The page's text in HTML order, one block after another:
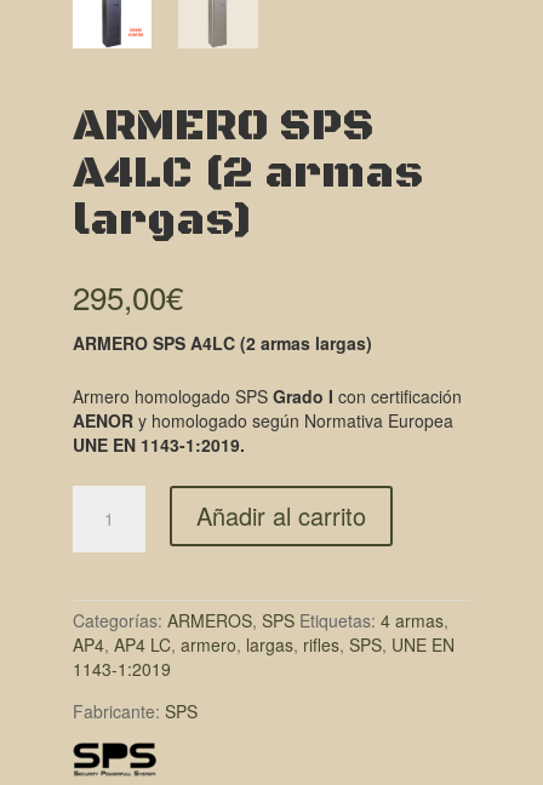
ARMERO SPS
A4LC (2 armas
largas)
295,00€
ARMERO SPS A4LC (2 armas largas)
Armero homologado SPS Grado I con certificación
AENORy homologado según Normativa Europea
UNE EN 1143-1:2019.
Añadir al carrito
Categorías: ARMEROS, SPS Etiquetas: 4 armas,
AP4, AP4 LC, armero, largas, rifles, SPS, UNE EN
1143-1:2019
Fabricante: SPS